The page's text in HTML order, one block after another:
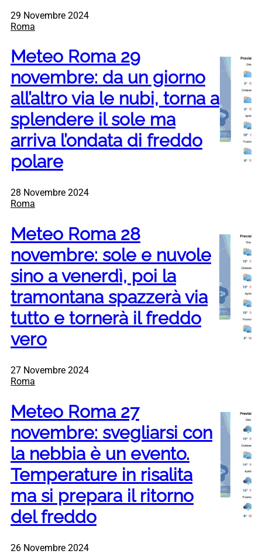
29 Novembre 2024
Roma
Meteo Roma 29
novembre: da un giorno
all’altro via le nubi, torna a
splendere il sole ma
arriva l’ondata di freddo
polare
28 Novembre 2024
Roma
Meteo Roma 28
novembre: sole e nuvole
sino a venerdì, poi la
tramontana spazzerà via
tutto e tornerà il freddo
vero
27 Novembre 2024
Roma
Meteo Roma 27
novembre: svegliarsi con
la nebbia è un evento.
Temperature in risalita
ma si prepara il ritorno
del freddo
26 Novembre 2024